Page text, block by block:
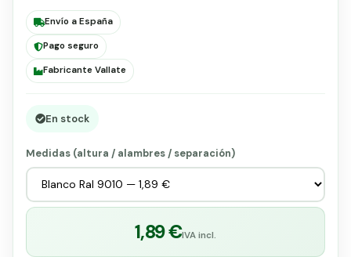
Envío a España
Pago seguro
Fabricante Vallate
En stock
Medidas (altura / alambres / separación)
1,89 €IVA incl.